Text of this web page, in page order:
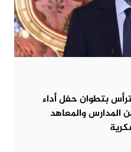
بتطوان حفل أداء
المدارس والمعاهد